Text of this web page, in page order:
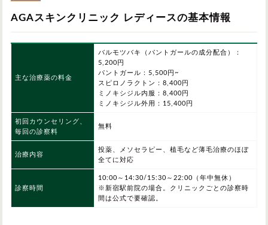
AGAスキンクリニック レディースの基本情報
主な治療薬の料金
バルモツバキ（パントガールの成分配合）：
5,200円
パントガール：5,500円~
スピロノラクトン：8,400円
ミノキシジル内服：8,400円
ミノキシジル外用：15,400円
初回カウンセリング、
毎回の診察料
無料
治療内容
投薬、メソセラピー、植毛など薄毛治療のほぼ
全てに対応
診察時間
10:00～14:30/15:30～22:00（年中無休）
※新宿駅前院の場合。クリニックごとの診察時
間は公式で要確認。